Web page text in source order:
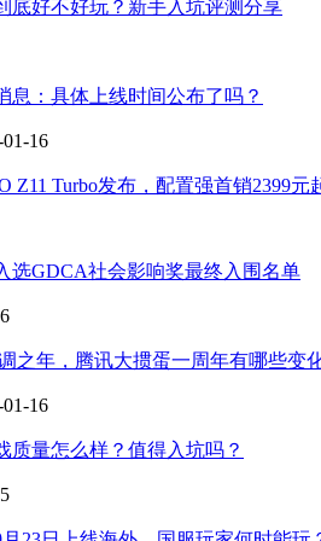
底好不好玩？新手入坑评测分享
息：具体上线时间公布了吗？
16
Z11 Turbo发布，配置强首销2399元
选GDCA社会影响奖最终入围名单
之年，腾讯大掼蛋一周年有哪些变
16
质量怎么样？值得入坑吗？